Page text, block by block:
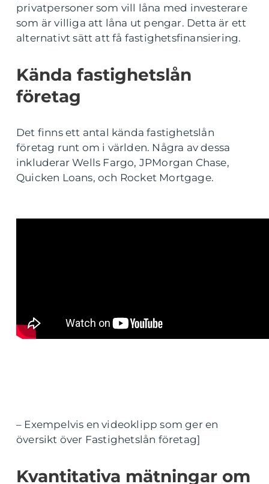
privatpersoner som vill låna med investerare
som är villiga att låna ut pengar. Detta är ett
alternativt sätt att få fastighetsfinansiering.
Kända fastighetslån
företag
Det finns ett antal kända fastighetslån
företag runt om i världen. Några av dessa
inkluderar Wells Fargo, JPMorgan Chase,
Quicken Loans, och Rocket Mortgage.
– Exempelvis en videoklipp som ger en
översikt över Fastighetslån företag]
Kvantitativa mätningar om